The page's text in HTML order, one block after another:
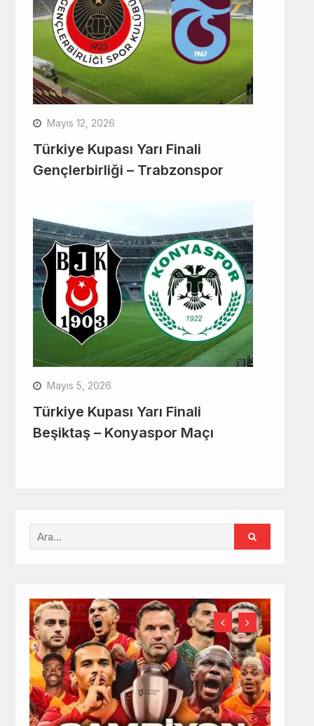
Mayıs 12, 2026
Türkiye Kupası Yarı Finali
Gençlerbirliği – Trabzonspor
Mayıs 5, 2026
Türkiye Kupası Yarı Finali
Beşiktaş – Konyaspor Maçı